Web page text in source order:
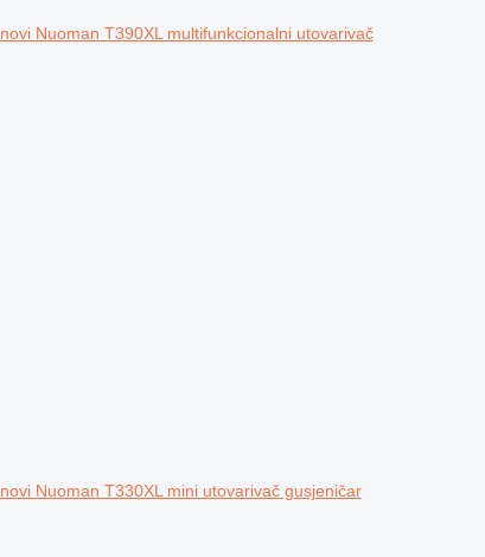
novi Nuoman T390XL multifunkcionalni utovarivač
novi Nuoman T330XL mini utovarivač gusjeničar